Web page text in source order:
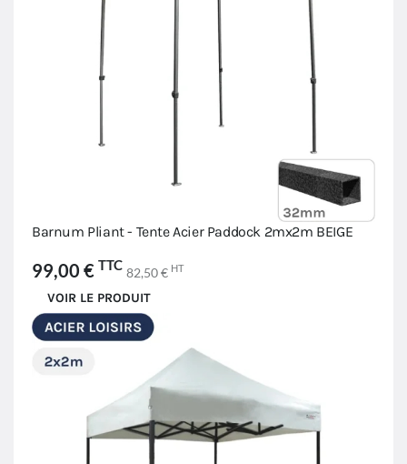
Barnum Pliant - Tente Acier Paddock 2mx2m BEIGE
99,00 € TTC 82,50 € HT
VOIR LE PRODUIT